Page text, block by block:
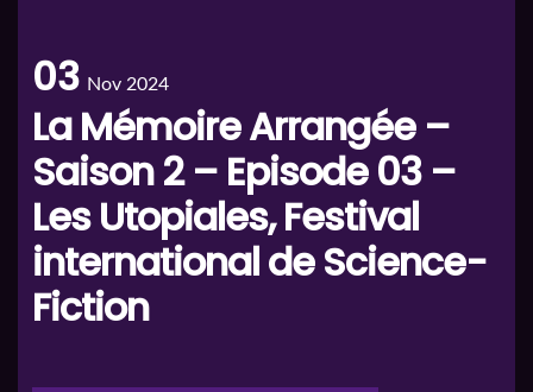
03 Nov 2024
La Mémoire Arrangée –
Saison 2 – Episode 03 –
Les Utopiales, Festival
international de Science-
Fiction